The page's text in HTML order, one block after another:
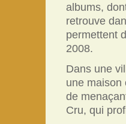
albums,
retrouve
permettent
2008.
Dans une
une maison
de
Cru, qui